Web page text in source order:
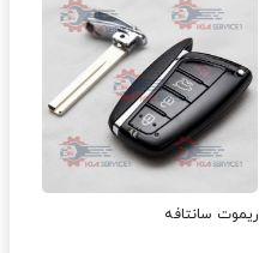
ریموت سانتافه